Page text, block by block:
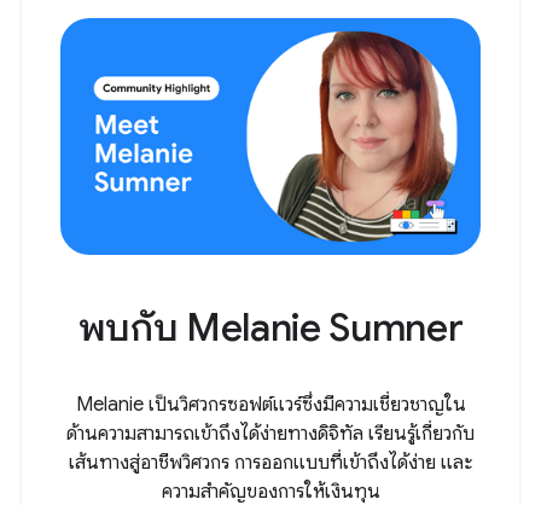
พบกับ Melanie Sumner
Melanie เป็นวิศวกรซอฟต์แวร์ซึ่งมีความเชี่ยวชาญใน
ด้านความสามารถเข้าถึงได้ง่ายทางดิจิทัล เรียนรู้เกี่ยวกับ
เส้นทางสู่อาชีพวิศวกร การออกแบบที่เข้าถึงได้ง่าย และ
ความสำคัญของการให้เงินทุน